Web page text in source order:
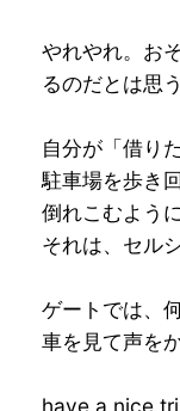
やれやれ。お
るのだとは思
自分が「借り
駐車場を歩き
倒れこむよう
それは、セル
ゲートでは、
車を見て声を
have a nice